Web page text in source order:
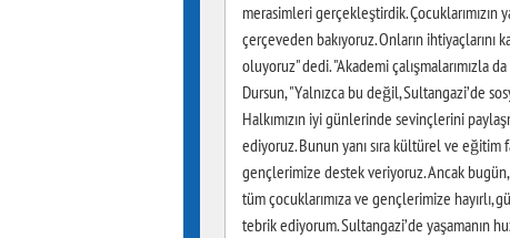
merasimleri gerçekleştirdik.
çerçeveden bakıyoruz. Onların
oluyoruz" dedi. "Akademi çalışmalarımızla
Dursun, "Yalnızca bu değil, Sultangazi’de
Halkımızın iyi günlerinde sevinçlerini
ediyoruz. Bunun yanı sıra kültürel ve eğitim
gençlerimize destek veriyoruz. Ancak
tüm çocuklarımıza ve gençlerimize hayırlı,
tebrik ediyorum. Sultangazi’de yaşamanın